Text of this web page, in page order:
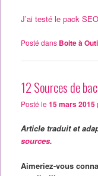
J’ai testé le pack
Posté dans Boite à
12 Sources de
Posté le 15 mars 2015
Article traduit et
sources.
Aimeriez-vous